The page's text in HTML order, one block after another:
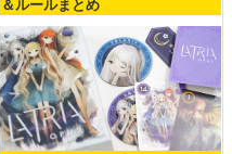
＆ルールまとめ